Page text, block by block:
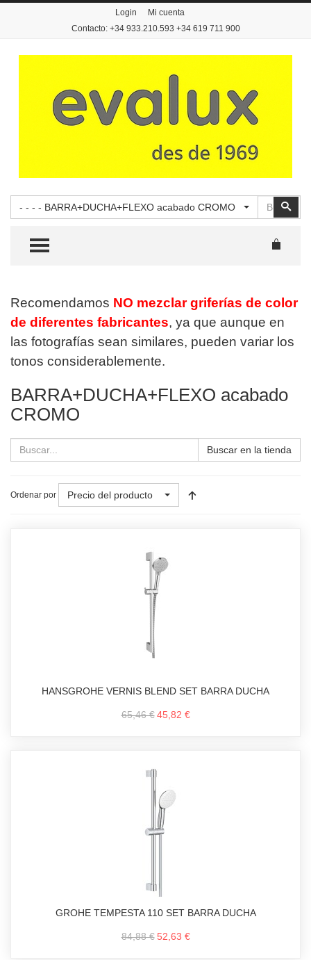
Login
Mi cuenta
Contacto: +34 933.210.593 +34 619 711 900
- - - - BARRA+DUCHA+FLEXO acabado CROMO
Buscar
TOGGLE MENU
Recomendamos NO mezclar griferías de color
de diferentes fabricantes, ya que aunque en
las fotografías sean similares, pueden variar los
tonos considerablemente.
BARRA+DUCHA+FLEXO acabado
CROMO
Buscar en la tienda
Ordenar por Precio del producto
HANSGROHE VERNIS BLEND SET BARRA DUCHA
65,46 € 45,82 €
GROHE TEMPESTA 110 SET BARRA DUCHA
84,88 € 52,63 €